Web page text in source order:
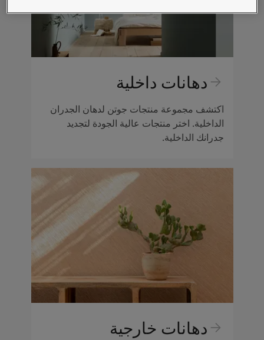
دهانات داخلية
اكتشف مجموعة منتجات جوتن لدهان الجدران
الداخلية. اختر منتجات عالية الجودة لتجديد
جدرانك الداخلية.
دهانات خارجية